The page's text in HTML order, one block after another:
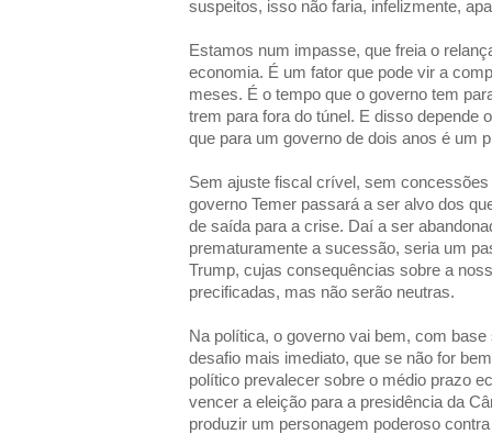
suspeitos, isso não faria, infelizmente,
Estamos num impasse, que freia o
economia. É um fator que pode vir a
meses. É o tempo que o governo tem
trem para fora do túnel. E disso depende
que para um governo de dois anos é um
Sem ajuste fiscal crível, sem
governo Temer passará a ser alvo dos
de saída para a crise. Daí a ser
prematuramente a sucessão, seria um
Trump, cujas consequências sobre a
precificadas, mas não serão neutras.
Na política, o governo vai bem, com
desafio mais imediato, que se não for
político prevalecer sobre o médio prazo
vencer a eleição para a presidência da
produzir um personagem poderoso